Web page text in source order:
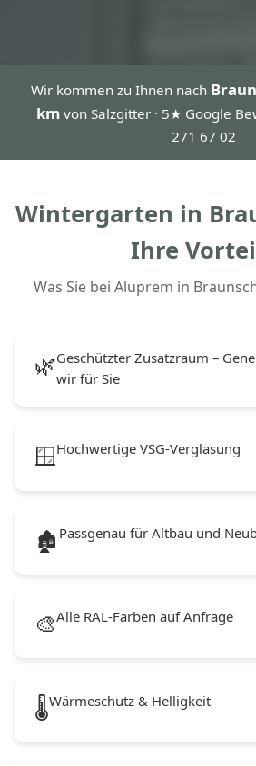
Wir kommen zu Ihnen nach
km von Salzgitter · 5★ Google
271 67 02
Wintergarten in
Ihre
Was Sie bei Aluprem in
🌿Geschützter Zusatzraum –
wir für Sie
🪟Hochwertige VSG-Verglasung
🏚️ Passgenau für Altbau und
🎨Alle RAL-Farben auf Anfrage
🌡️Wärmeschutz & Helligkeit